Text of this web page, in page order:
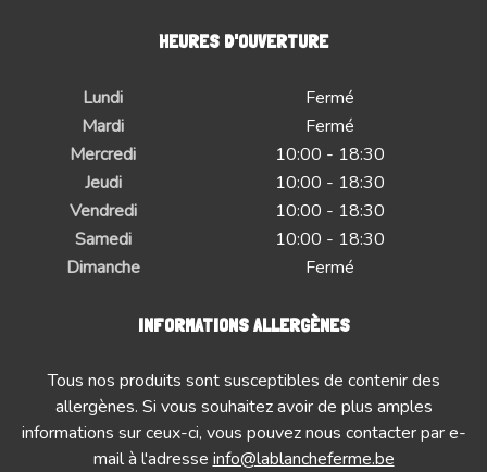
HEURES D'OUVERTURE
Lundi
Fermé
Mardi
Fermé
Mercredi
10:00 - 18:30
Jeudi
10:00 - 18:30
Vendredi
10:00 - 18:30
Samedi
10:00 - 18:30
Dimanche
Fermé
INFORMATIONS ALLERGÈNES
Tous nos produits sont susceptibles de contenir des
allergènes. Si vous souhaitez avoir de plus amples
informations sur ceux-ci, vous pouvez nous contacter par e-
mail à l'adresse info@lablancheferme.be